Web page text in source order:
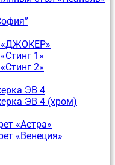
«ДЖОКЕР»
1»
2»
ЭВ 4
ЭВ 4 (хром)
«Астра»
«Венеция»